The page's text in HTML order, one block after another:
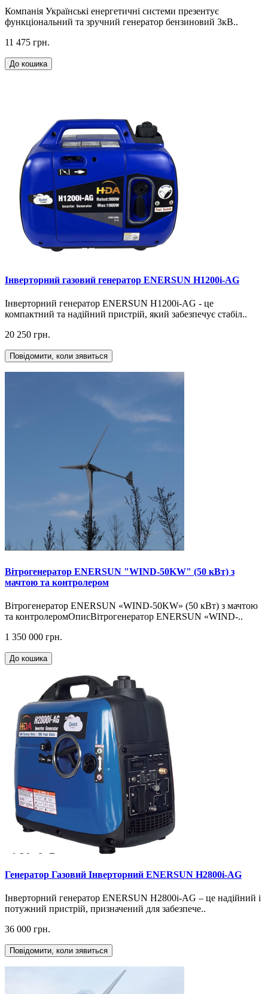
Компанія Українські енергетичні системи презентує
функціональний та зручний генератор бензиновий 3кВ..
11 475 грн.
До кошика
Інверторний газовий генератор ENERSUN H1200i-AG
Інверторний генератор ENERSUN H1200i-AG - це
компактний та надійний пристрій, який забезпечує стабіл..
20 250 грн.
Повідомити, коли зявиться
Вітрогенератор ENERSUN "WIND-50KW" (50 кВт) з
мачтою та контролером
Вітрогенератор ENERSUN «WIND-50KW» (50 кВт) з мачтою
та контролеромОписВітрогенератор ENERSUN «WIND-..
1 350 000 грн.
До кошика
Генератор Газовий Інверторний ENERSUN H2800i-AG
Інверторний генератор ENERSUN H2800i-AG – це надійний і
потужний пристрій, призначений для забезпече..
36 000 грн.
Повідомити, коли зявиться